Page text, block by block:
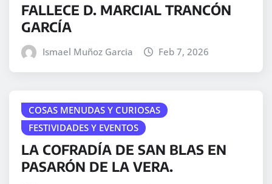
FALLECE D. MARCIAL TRANCÓN
GARCÍA
Ismael Muñoz Garcia Feb 7, 2026
COSAS MENUDAS Y CURIOSAS
FESTIVIDADES Y EVENTOS
LA COFRADÍA DE SAN BLAS EN
PASARÓN DE LA VERA.